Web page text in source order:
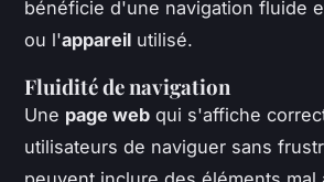
bénéficie d'une navigation fluide
ou l'appareil utilisé.
Fluidité de navigation
Une page web qui s'affiche
utilisateurs de naviguer sans